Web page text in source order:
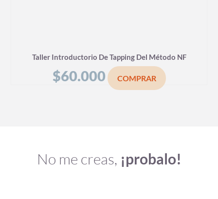
Taller Introductorio De Tapping Del Método NF
$60.000 COMPRAR
No me creas, ¡probalo!